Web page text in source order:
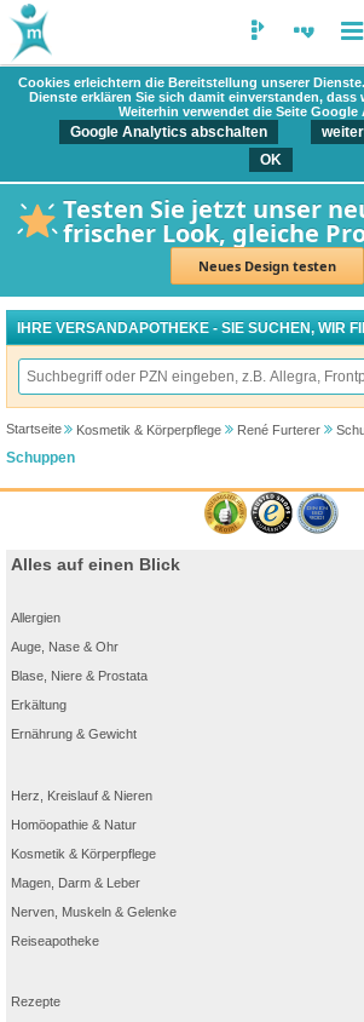
Cookies erleichtern die Bereitstellung unserer
Dienste erklären Sie sich damit einverstanden, dass
Weiterhin verwendet die Seite Google
Google Analytics abschalten
OK
Testen Sie jetzt unser
frischer Look, gleiche
Neues Design testen
IHRE VERSANDAPOTHEKE - SIE SUCHEN, WIR
Startseite Kosmetik & Körperpflege René Furterer
Schuppen
Alles auf einen Blick
Allergien
Auge, Nase & Ohr
Blase, Niere & Prostata
Erkältung
Ernährung & Gewicht
Herz, Kreislauf & Nieren
Homöopathie & Natur
Kosmetik & Körperpflege
Magen, Darm & Leber
Nerven, Muskeln & Gelenke
Reiseapotheke
Rezepte